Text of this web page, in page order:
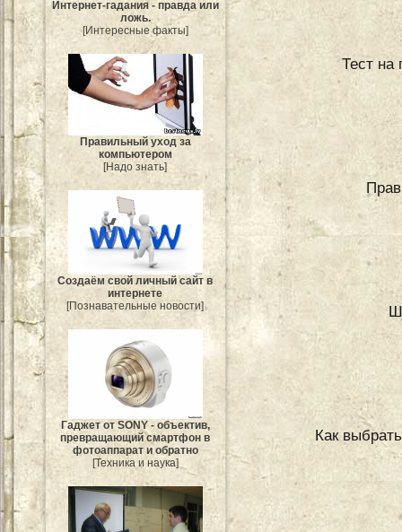
Интернет-гадания - правда или
ложь.
[Интересные факты]
Правильный уход за
компьютером
[Надо знать]
Создаём свой личный сайт в
интернете
[Познавательные новости]
Гаджет от SONY - объектив,
превращающий смартфон в
фотоаппарат и обратно
[Техника и наука]
Тест на
Как